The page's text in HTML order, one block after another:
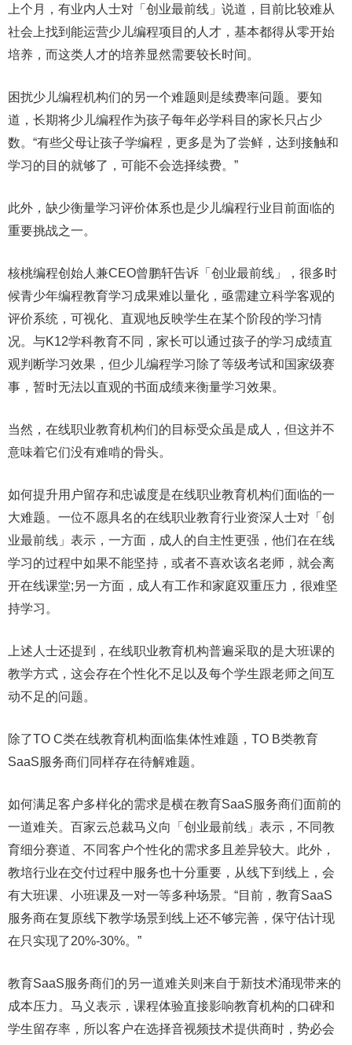
上个月，有业内人士对「创业最前线」说道，目前比较难从
社会上找到能运营少儿编程项目的人才，基本都得从零开始
培养，而这类人才的培养显然需要较长时间。
困扰少儿编程机构们的另一个难题则是续费率问题。要知
道，长期将少儿编程作为孩子每年必学科目的家长只占少
数。“有些父母让孩子学编程，更多是为了尝鲜，达到接触和
学习的目的就够了，可能不会选择续费。”
此外，缺少衡量学习评价体系也是少儿编程行业目前面临的
重要挑战之一。
核桃编程创始人兼CEO曾鹏轩告诉「创业最前线」，很多时
候青少年编程教育学习成果难以量化，亟需建立科学客观的
评价系统，可视化、直观地反映学生在某个阶段的学习情
况。与K12学科教育不同，家长可以通过孩子的学习成绩直
观判断学习效果，但少儿编程学习除了等级考试和国家级赛
事，暂时无法以直观的书面成绩来衡量学习效果。
当然，在线职业教育机构们的目标受众虽是成人，但这并不
意味着它们没有难啃的骨头。
如何提升用户留存和忠诚度是在线职业教育机构们面临的一
大难题。一位不愿具名的在线职业教育行业资深人士对「创
业最前线」表示，一方面，成人的自主性更强，他们在在线
学习的过程中如果不能坚持，或者不喜欢该名老师，就会离
开在线课堂;另一方面，成人有工作和家庭双重压力，很难坚
持学习。
上述人士还提到，在线职业教育机构普遍采取的是大班课的
教学方式，这会存在个性化不足以及每个学生跟老师之间互
动不足的问题。
除了TO C类在线教育机构面临集体性难题，TO B类教育
SaaS服务商们同样存在待解难题。
如何满足客户多样化的需求是横在教育SaaS服务商们面前的
一道难关。百家云总裁马义向「创业最前线」表示，不同教
育细分赛道、不同客户个性化的需求多且差异较大。此外，
教培行业在交付过程中服务也十分重要，从线下到线上，会
有大班课、小班课及一对一等多种场景。“目前，教育SaaS
服务商在复原线下教学场景到线上还不够完善，保守估计现
在只实现了20%-30%。”
教育SaaS服务商们的另一道难关则来自于新技术涌现带来的
成本压力。马义表示，课程体验直接影响教育机构的口碑和
学生留存率，所以客户在选择音视频技术提供商时，势必会